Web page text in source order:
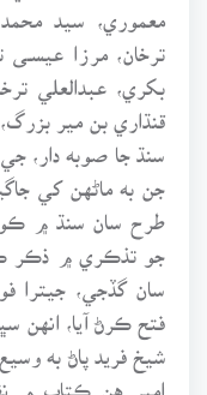
معموري، سيد
ترخان، مرزا عيسـى
بکري، عبدالعلي
قنڌاري بن مير
سنڌ جا صوبه دار،
جن به ماڻهن کي
طرح سان سنڌ ۾
جو تذڪري ۾ ذڪر
سان گڏجي، جيترا
فتح ڪرڻ آيا، انهن
شيخ فريد پاڻ به
امير هن ڪتاب ۾